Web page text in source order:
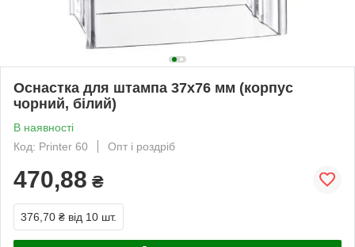
Оснастка для штампа 37x76 мм (корпус
чорний, білий)
В наявності
Код: Printer 60
Опт і роздріб
470,88 ₴
376,70 ₴ від 10 шт.